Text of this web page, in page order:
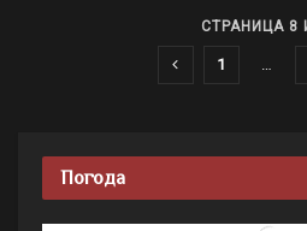
СТРАНИЦА 8
1 …
Погода